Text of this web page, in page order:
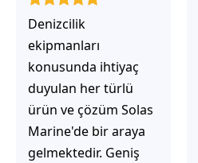
Solas Marine ailesine,
başta Aykut Bey ve
Ayhan Bey olmak
üzere, göstermiş
oldukları güven,
samimiyet, destek ve
değerli iş birliği için